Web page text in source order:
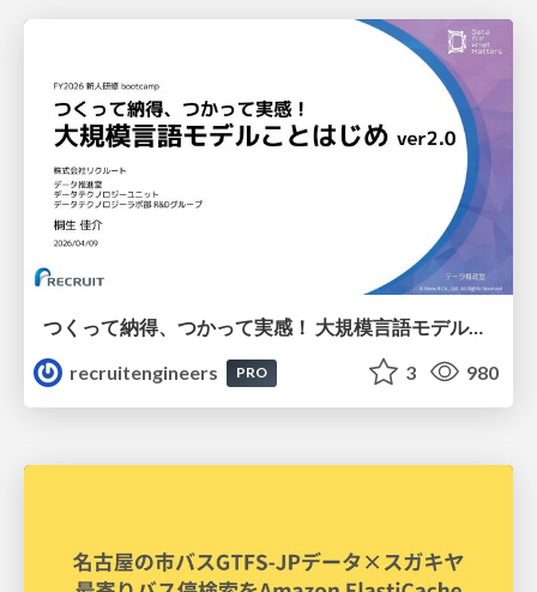
つくって納得、つかって実感！ 大規模言語モデルことはじめ ver2.0
recruitengineers
PRO 3 980